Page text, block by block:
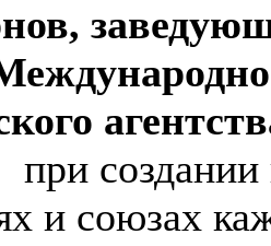
при
и союзах